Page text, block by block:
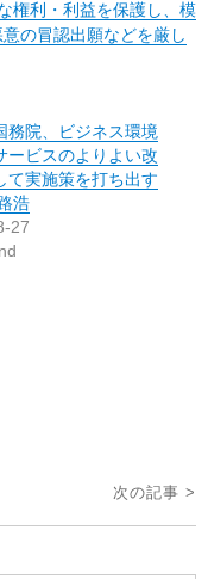
権利・利益を保護し、模
の冒認出願などを厳し
務院、ビジネス環境
ービスのよりよい改
て実施策を打ち出す
浩
27
次の記事 >